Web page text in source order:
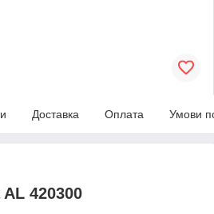
Доставка Оплата Умови
420300